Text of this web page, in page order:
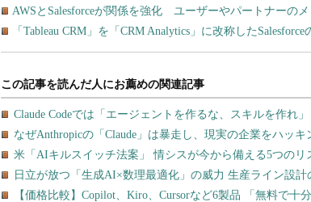
AWSとSalesforceが関係を強化 ユーザーやパートナーのメ
「Tableau CRM」を「CRM Analytics」に改称したSalesforce